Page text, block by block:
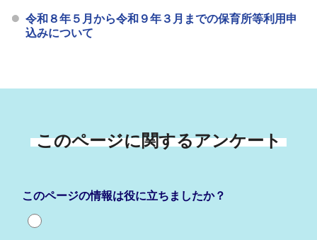
令和８年５月から令和９年３月までの保育所等利用申
込みについて
このページに関するアンケート
このページの情報は役に立ちましたか？